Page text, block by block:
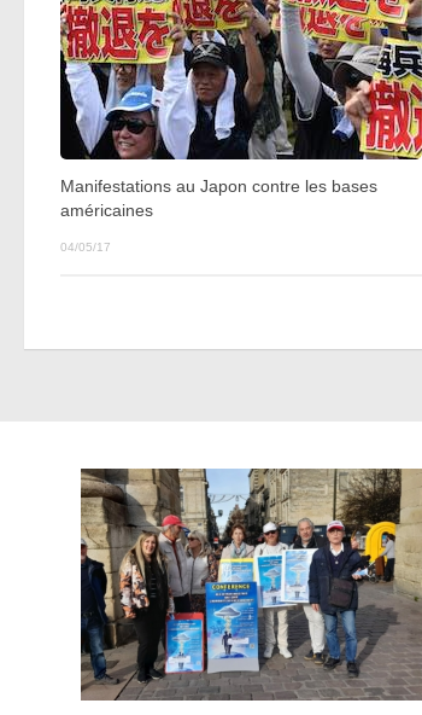
Manifestations au Japon contre les bases
américaines
04/05/17